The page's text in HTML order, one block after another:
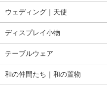
ウェディング｜天使
ディスプレイ小物
テーブルウェア
和の仲間たち｜和の置物